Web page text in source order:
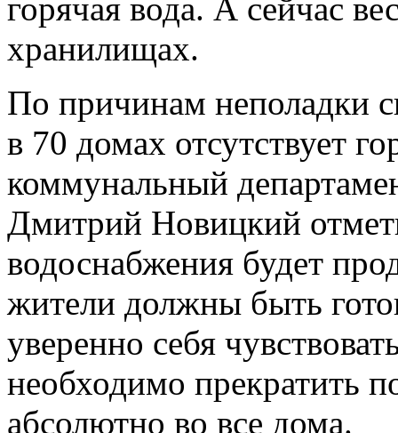
горячая вода. А сейчас
хранилищах.
По причинам неполадки
в 70 домах отсутствует
коммунальный
Дмитрий Новицкий
водоснабжения будет
жители должны быть
уверенно себя
необходимо прекратить
абсолютно во все дома.